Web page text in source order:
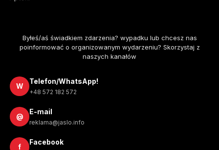
Byłeś/aś świadkiem zdarzenia? wypadku lub chcesz nas
poinformować o organizowanym wydarzeniu? Skorzystaj z
naszych kanałów
W
Telefon/WhatsApp!
+48 572 182 572
@
E-mail
reklama@jaslo.info
f
Facebook